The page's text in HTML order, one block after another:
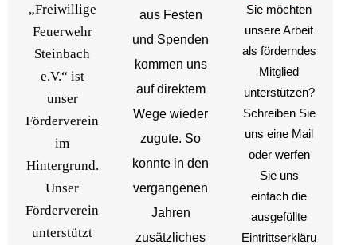
„Freiwillige
Feuerwehr
Steinbach
e.V.“ ist
unser
Förderverein
im
Hintergrund.
Unser
Förderverein
unterstützt
aus Festen
und Spenden
kommen uns
auf direktem
Wege wieder
zugute. So
konnte in den
vergangenen
Jahren
zusätzliches
Sie möchten
unsere Arbeit
als förderndes
Mitglied
unterstützen?
Schreiben Sie
uns eine Mail
oder werfen
Sie uns
einfach die
ausgefüllte
Eintrittserkläru